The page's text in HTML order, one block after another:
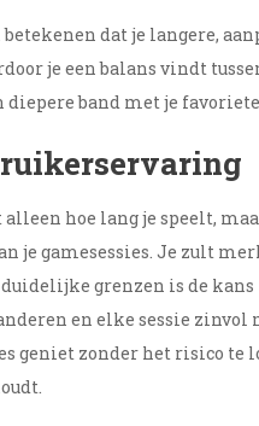
dat je langere,
je een balans vindt
band met je
hoe lang je speelt,
je gamesessies. Je zult
grenzen is de
en elke sessie
geniet zonder het risico te